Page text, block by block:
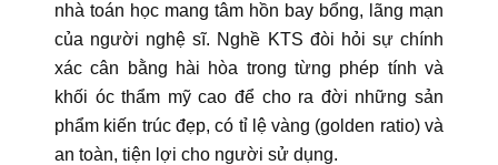
nhà toán học mang tâm hồn bay bổng, lãng mạn
của người nghệ sĩ. Nghề KTS đòi hỏi sự chính
xác cân bằng hài hòa trong từng phép tính và
khối óc thẩm mỹ cao để cho ra đời những sản
phẩm kiến trúc đẹp, có tỉ lệ vàng (golden ratio) và
an toàn, tiện lợi cho người sử dụng.